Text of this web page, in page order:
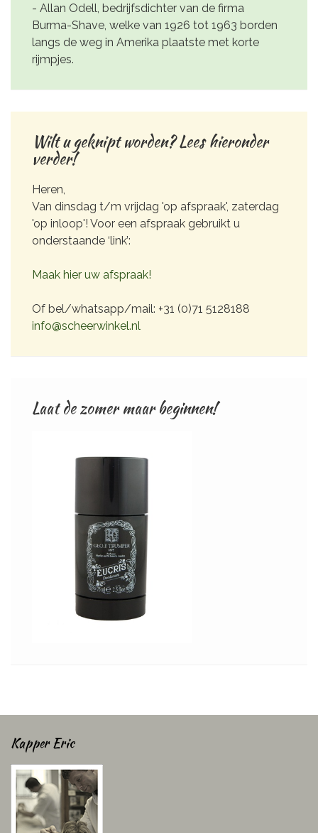
- Allan Odell, bedrijfsdichter van de firma
Burma-Shave, welke van 1926 tot 1963 borden
langs de weg in Amerika plaatste met korte
rijmpjes.
Wilt u geknipt worden? Lees hieronder
verder!
Heren,
Van dinsdag t/m vrijdag 'op afspraak', zaterdag
'op inloop'! Voor een afspraak gebruikt u
onderstaande ‘link’:
Maak hier uw afspraak!
Of bel/whatsapp/mail: +31 (0)71 5128188
info@scheerwinkel.nl
Laat de zomer maar beginnen!
Kapper Eric